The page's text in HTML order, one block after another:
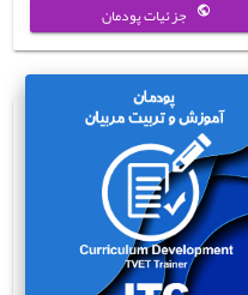
جزئیات پودمان